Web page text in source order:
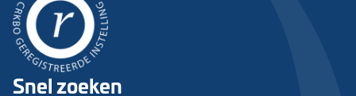
Snel zoeken